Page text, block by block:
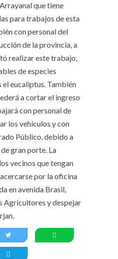
que tiene
para trabajos de esta
con personal del
de la provincia, a
realizar este trabajo,
de especies
eucaliptus. También
a cortar el ingreso
con personal de
los vehículos y con
Público, debido a
gran porte. La
vecinos que tengan
por la oficina
en avenida Brasil,
Agricultores y despejar